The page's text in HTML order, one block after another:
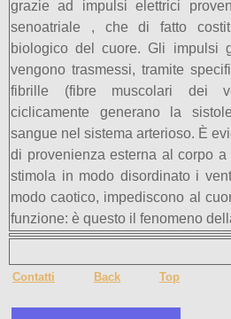
grazie ad impulsi elettrici
senoatriale , che di fatto
biologico del cuore. Gli impulsi
vengono trasmessi, tramite
fibrille (fibre muscolari dei
ciclicamente generano la
sangue nel sistema arterioso. È
di provenienza esterna al corpo
stimola in modo disordinato i
modo caotico, impediscono al
funzione: è questo il fenomeno
Contatti Back Top